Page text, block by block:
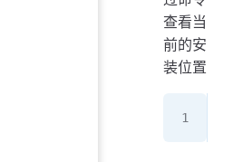
查看当
前的安
装位置